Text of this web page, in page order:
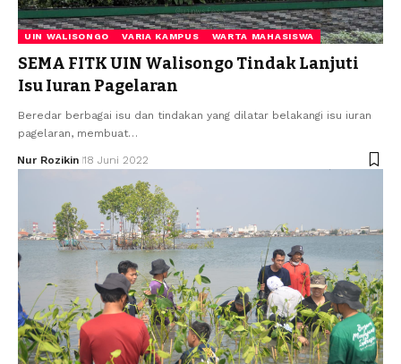
UIN WALISONGO VARIA KAMPUS WARTA MAHASISWA
SEMA FITK UIN Walisongo Tindak Lanjuti
Isu Iuran Pagelaran
Beredar berbagai isu dan tindakan yang dilatar belakangi isu iuran
pagelaran, membuat…
Nur Rozikin 18 Juni 2022